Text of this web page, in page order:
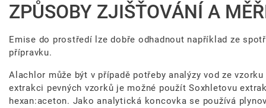
ZPŮSOBY ZJIŠŤOVÁNÍ A
Emise do prostředí lze dobře odhadnout například ze
přípravku.
Alachlor může být v případě potřeby analýzy vod ze
extrakci pevných vzorků je možné použít Soxhletovu
hexan:aceton. Jako analytická koncovka se používá